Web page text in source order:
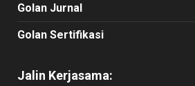
Golan Jurnal
Golan Sertifikasi
Jalin Kerjasama: